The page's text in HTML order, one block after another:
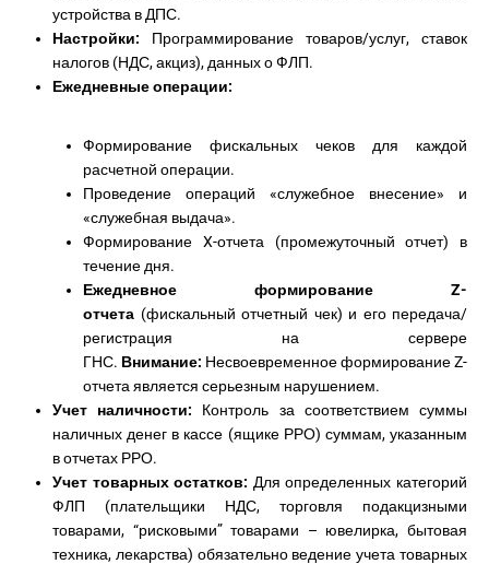
устройства в ДПС.
Настройки: Программирование товаров/услуг, ставок
налогов (НДС, акциз), данных о ФЛП.
Ежедневные операции:
Формирование фискальных чеков для каждой
расчетной операции.
Проведение операций «служебное внесение» и
«служебная выдача».
Формирование X-отчета (промежуточный отчет) в
течение дня.
Ежедневное формирование Z-
отчета (фискальный отчетный чек) и его передача/
регистрация на сервере
ГНС. Внимание: Несвоевременное формирование Z-
отчета является серьезным нарушением.
Учет наличности: Контроль за соответствием суммы
наличных денег в кассе (ящике РРО) суммам, указанным
в отчетах РРО.
Учет товарных остатков: Для определенных категорий
ФЛП (плательщики НДС, торговля подакцизными
товарами, “рисковыми” товарами – ювелирка, бытовая
техника, лекарства) обязательно ведение учета товарных